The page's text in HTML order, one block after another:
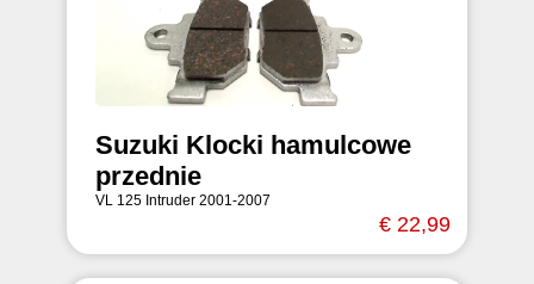
Suzuki Klocki hamulcowe
przednie
VL 125 Intruder 2001-2007
€ 22,99